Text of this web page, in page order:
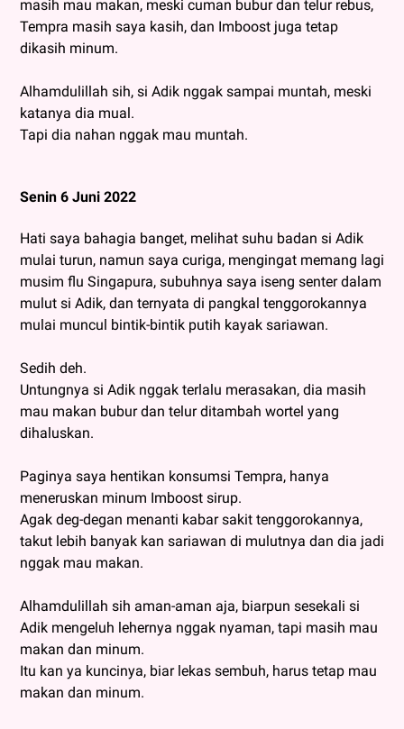
masih mau makan, meski cuman bubur dan telur rebus,
Tempra masih saya kasih, dan Imboost juga tetap
dikasih minum.
Alhamdulillah sih, si Adik nggak sampai muntah, meski
katanya dia mual.
Tapi dia nahan nggak mau muntah.
Senin 6 Juni 2022
Hati saya bahagia banget, melihat suhu badan si Adik
mulai turun, namun saya curiga, mengingat memang lagi
musim flu Singapura, subuhnya saya iseng senter dalam
mulut si Adik, dan ternyata di pangkal tenggorokannya
mulai muncul bintik-bintik putih kayak sariawan.
Sedih deh.
Untungnya si Adik nggak terlalu merasakan, dia masih
mau makan bubur dan telur ditambah wortel yang
dihaluskan.
Paginya saya hentikan konsumsi Tempra, hanya
meneruskan minum Imboost sirup.
Agak deg-degan menanti kabar sakit tenggorokannya,
takut lebih banyak kan sariawan di mulutnya dan dia jadi
nggak mau makan.
Alhamdulillah sih aman-aman aja, biarpun sesekali si
Adik mengeluh lehernya nggak nyaman, tapi masih mau
makan dan minum.
Itu kan ya kuncinya, biar lekas sembuh, harus tetap mau
makan dan minum.